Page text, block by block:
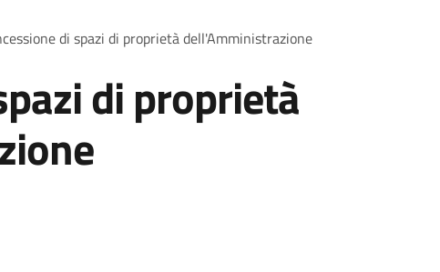
di spazi di proprietà dell'Amministrazione
di proprietà